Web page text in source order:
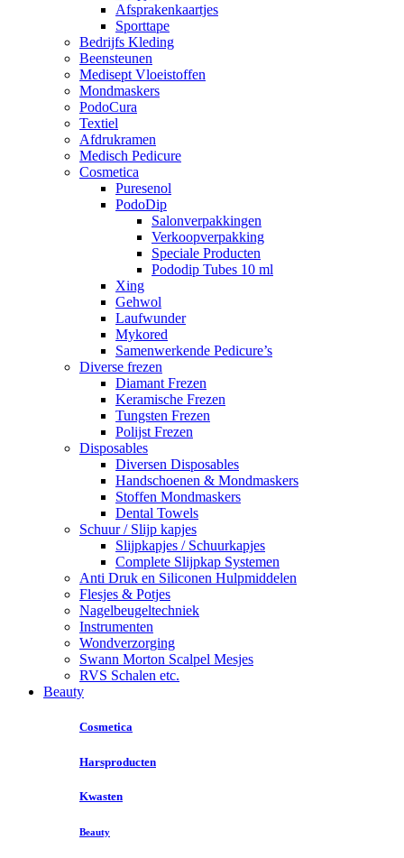
Afsprakenkaartjes
Sporttape
Bedrijfs Kleding
Beensteunen
Medisept Vloeistoffen
Mondmaskers
PodoCura
Textiel
Afdrukramen
Medisch Pedicure
Cosmetica
Puresenol
PodoDip
Salonverpakkingen
Verkoopverpakking
Speciale Producten
Pododip Tubes 10 ml
Xing
Gehwol
Laufwunder
Mykored
Samenwerkende Pedicure’s
Diverse frezen
Diamant Frezen
Keramische Frezen
Tungsten Frezen
Polijst Frezen
Disposables
Diversen Disposables
Handschoenen & Mondmaskers
Stoffen Mondmaskers
Dental Towels
Schuur / Slijp kapjes
Slijpkapjes / Schuurkapjes
Complete Slijpkap Systemen
Anti Druk en Siliconen Hulpmiddelen
Flesjes & Potjes
Nagelbeugeltechniek
Instrumenten
Wondverzorging
Swann Morton Scalpel Mesjes
RVS Schalen etc.
Beauty
Cosmetica
Harsproducten
Kwasten
Beauty